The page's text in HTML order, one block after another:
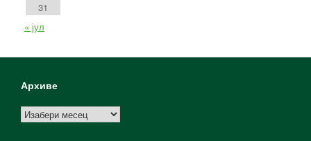
31
« јул
Архиве
Архиве